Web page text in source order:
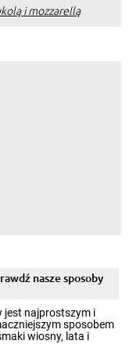
i mozzarellą
nasze sposoby
jest najprostszym i
sposobem
wiosny, lata i